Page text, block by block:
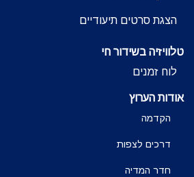
הצגת סרטים תיעודיים
טלוויזיה בשידור חי
לוח זמנים
אודות הערוץ
הקדמה
דרכים לצפות
חדר המדיה